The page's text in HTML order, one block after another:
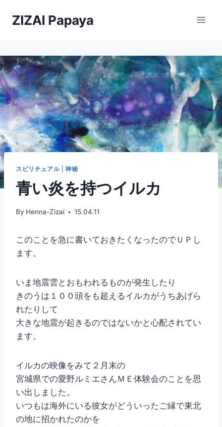
キ
ッ
プ
ZIZAI Papaya
スピリチュアル| 神秘
青い炎を持つイルカ
By Henna-Zizai 15.04.11
このことを急に書いておきたくなったのでＵＰし
ます。
いま地震雲とおもわれるものが発生したり
きのうは１００頭をも超えるイルカがうちあげら
れたりして
大きな地震が起きるのではないかと心配されてい
ます。
イルカの映像をみて２月末の
宮城県での愛野ルミエさんＭＥ体験会のことを思
い出しました。
いつもは海外にいる彼女がどういったご縁で東北
の地に招かれたのかを